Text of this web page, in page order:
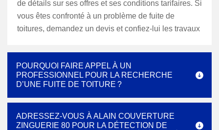
de détails sur ses offres et ses conditions tarifaires. Si
vous êtes confronté à un problème de fuite de
toitures, demandez un devis et confiez-lui les travaux
POURQUOI FAIRE APPEL À UN
PROFESSIONNEL POUR LA RECHERCHE
D’UNE FUITE DE TOITURE ?
ADRESSEZ-VOUS À ALAIN COUVERTURE
ZINGUERIE 80 POUR LA DÉTECTION DE